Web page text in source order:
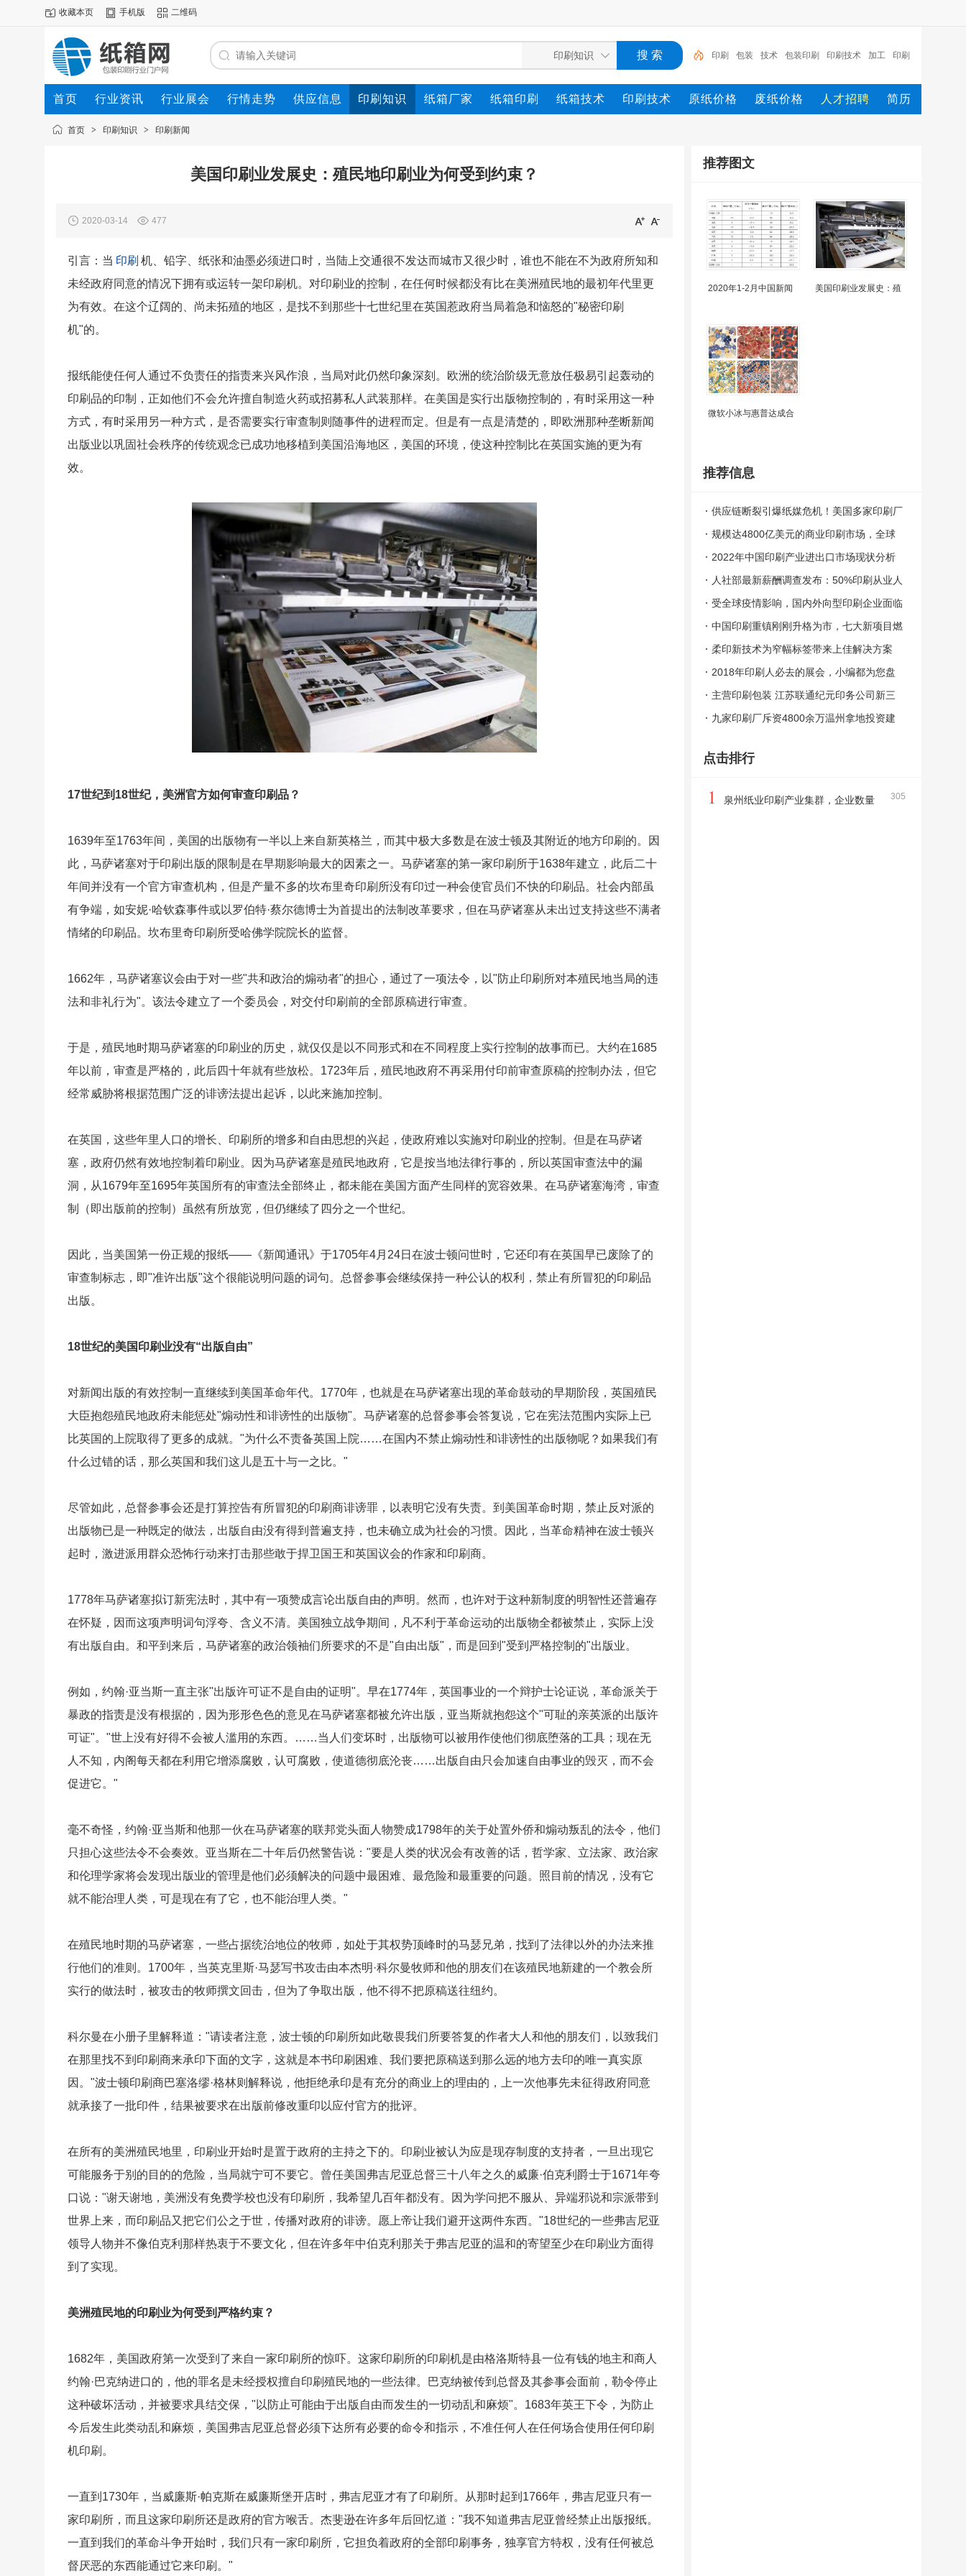
收藏本页 手机版 二维码
包装 技术 包装印刷 印刷技术 加工 印刷包装
市场 行情 印刷_ 印刷
首页 行业资讯 行业展会 行情走势 供应信息 印刷知识 纸箱厂家 纸箱印刷 纸箱技术 印刷技术 原纸价格 废纸价格 人才招聘 简历
首页 > 印刷知识 > 印刷新闻
美国印刷业发展史：殖民地印刷业为何受到约束？
2020-03-14 477
引言：当 印刷 机、铅字、纸张和油墨必须进口时，当陆上交通很不发达而城市又很少时，谁也不能在不为政府所知和
未经政府同意的情况下拥有或运转一架印刷机。对印刷业的控制，在任何时候都没有比在美洲殖民地的最初年代里更
为有效。在这个辽阔的、尚未拓殖的地区，是找不到那些十七世纪里在英国惹政府当局着急和恼怒的"秘密印刷
机"的。
报纸能使任何人通过不负责任的指责来兴风作浪，当局对此仍然印象深刻。欧洲的统治阶级无意放任极易引起轰动的
印刷品的印制，正如他们不会允许擅自制造火药或招募私人武装那样。在美国是实行出版物控制的，有时采用这一种
方式，有时采用另一种方式，是否需要实行审查制则随事件的进程而定。但是有一点是清楚的，即欧洲那种垄断新闻
出版业以巩固社会秩序的传统观念已成功地移植到美国沿海地区，美国的环境，使这种控制比在英国实施的更为有
效。
17世纪到18世纪，美洲官方如何审查印刷品？
1639年至1763年间，美国的出版物有一半以上来自新英格兰，而其中极大多数是在波士顿及其附近的地方印刷的。因
此，马萨诸塞对于印刷出版的限制是在早期影响最大的因素之一。马萨诸塞的第一家印刷所于1638年建立，此后二十
年间并没有一个官方审查机构，但是产量不多的坎布里奇印刷所没有印过一种会使官员们不快的印刷品。社会内部虽
有争端，如安妮·哈钦森事件或以罗伯特·蔡尔德博士为首提出的法制改革要求，但在马萨诸塞从未出过支持这些不满者
情绪的印刷品。坎布里奇印刷所受哈佛学院院长的监督。
1662年，马萨诸塞议会由于对一些"共和政治的煽动者"的担心，通过了一项法令，以"防止印刷所对本殖民地当局的违
法和非礼行为"。该法令建立了一个委员会，对交付印刷前的全部原稿进行审查。
于是，殖民地时期马萨诸塞的印刷业的历史，就仅仅是以不同形式和在不同程度上实行控制的故事而已。大约在1685
年以前，审查是严格的，此后四十年就有些放松。1723年后，殖民地政府不再采用付印前审查原稿的控制办法，但它
经常威胁将根据范围广泛的诽谤法提出起诉，以此来施加控制。
在英国，这些年里人口的增长、印刷所的增多和自由思想的兴起，使政府难以实施对印刷业的控制。但是在马萨诸
塞，政府仍然有效地控制着印刷业。因为马萨诸塞是殖民地政府，它是按当地法律行事的，所以英国审查法中的漏
洞，从1679年至1695年英国所有的审查法全部终止，都未能在美国方面产生同样的宽容效果。在马萨诸塞海湾，审查
制（即出版前的控制）虽然有所放宽，但仍继续了四分之一个世纪。
因此，当美国第一份正规的报纸——《新闻通讯》于1705年4月24日在波士顿问世时，它还印有在英国早已废除了的
审查制标志，即"准许出版"这个很能说明问题的词句。总督参事会继续保持一种公认的权利，禁止有所冒犯的印刷品
出版。
18世纪的美国印刷业没有“出版自由”
对新闻出版的有效控制一直继续到美国革命年代。1770年，也就是在马萨诸塞出现的革命鼓动的早期阶段，英国殖民
大臣抱怨殖民地政府未能惩处"煽动性和诽谤性的出版物"。马萨诸塞的总督参事会答复说，它在宪法范围内实际上已
比英国的上院取得了更多的成就。"为什么不责备英国上院……在国内不禁止煽动性和诽谤性的出版物呢？如果我们有
什么过错的话，那么英国和我们这儿是五十与一之比。"
尽管如此，总督参事会还是打算控告有所冒犯的印刷商诽谤罪，以表明它没有失责。到美国革命时期，禁止反对派的
出版物已是一种既定的做法，出版自由没有得到普遍支持，也未确立成为社会的习惯。因此，当革命精神在波士顿兴
起时，激进派用群众恐怖行动来打击那些敢于捍卫国王和英国议会的作家和印刷商。
1778年马萨诸塞拟订新宪法时，其中有一项赞成言论出版自由的声明。然而，也许对于这种新制度的明智性还普遍存
在怀疑，因而这项声明词句浮夸、含义不清。美国独立战争期间，凡不利于革命运动的出版物全都被禁止，实际上没
有出版自由。和平到来后，马萨诸塞的政治领袖们所要求的不是"自由出版"，而是回到"受到严格控制的"出版业。
例如，约翰·亚当斯一直主张"出版许可证不是自由的证明"。早在1774年，英国事业的一个辩护士论证说，革命派关于
暴政的指责是没有根据的，因为形形色色的意见在马萨诸塞都被允许出版，亚当斯就抱怨这个"可耻的亲英派的出版许
可证"。"世上没有好得不会被人滥用的东西。……当人们变坏时，出版物可以被用作使他们彻底堕落的工具；现在无
人不知，内阁每天都在利用它增添腐败，认可腐败，使道德彻底沦丧……出版自由只会加速自由事业的毁灭，而不会
促进它。"
毫不奇怪，约翰·亚当斯和他那一伙在马萨诸塞的联邦党头面人物赞成1798年的关于处置外侨和煽动叛乱的法令，他们
只担心这些法令不会奏效。亚当斯在二十年后仍然警告说："要是人类的状况会有改善的话，哲学家、立法家、政治家
和伦理学家将会发现出版业的管理是他们必须解决的问题中最困难、最危险和最重要的问题。照目前的情况，没有它
就不能治理人类，可是现在有了它，也不能治理人类。"
在殖民地时期的马萨诸塞，一些占据统治地位的牧师，如处于其权势顶峰时的马瑟兄弟，找到了法律以外的办法来推
行他们的准则。1700年，当英克里斯·马瑟写书攻击由本杰明·科尔曼牧师和他的朋友们在该殖民地新建的一个教会所
实行的做法时，被攻击的牧师撰文回击，但为了争取出版，他不得不把原稿送往纽约。
科尔曼在小册子里解释道："请读者注意，波士顿的印刷所如此敬畏我们所要答复的作者大人和他的朋友们，以致我们
在那里找不到印刷商来承印下面的文字，这就是本书印刷困难、我们要把原稿送到那么远的地方去印的唯一真实原
因。"波士顿印刷商巴塞洛缪·格林则解释说，他拒绝承印是有充分的商业上的理由的，上一次他事先未征得政府同意
就承接了一批印件，结果被要求在出版前修改重印以应付官方的批评。
在所有的美洲殖民地里，印刷业开始时是置于政府的主持之下的。印刷业被认为应是现存制度的支持者，一旦出现它
可能服务于别的目的的危险，当局就宁可不要它。曾任美国弗吉尼亚总督三十八年之久的威廉·伯克利爵士于1671年夸
口说："谢天谢地，美洲没有免费学校也没有印刷所，我希望几百年都没有。因为学问把不服从、异端邪说和宗派带到
世界上来，而印刷品又把它们公之于世，传播对政府的诽谤。愿上帝让我们避开这两件东西。"18世纪的一些弗吉尼亚
领导人物并不像伯克利那样热衷于不要文化，但在许多年中伯克利那关于弗吉尼亚的温和的寄望至少在印刷业方面得
到了实现。
美洲殖民地的印刷业为何受到严格约束？
1682年，美国政府第一次受到了来自一家印刷所的惊吓。这家印刷所的印刷机是由格洛斯特县一位有钱的地主和商人
约翰·巴克纳进口的，他的罪名是未经授权擅自印刷殖民地的一些法律。巴克纳被传到总督及其参事会面前，勒令停止
这种破坏活动，并被要求具结交保，"以防止可能由于出版自由而发生的一切动乱和麻烦"。1683年英王下令，为防止
今后发生此类动乱和麻烦，美国弗吉尼亚总督必须下达所有必要的命令和指示，不准任何人在任何场合使用任何印刷
机印刷。
一直到1730年，当威廉斯·帕克斯在威廉斯堡开店时，弗吉尼亚才有了印刷所。从那时起到1766年，弗吉尼亚只有一
家印刷所，而且这家印刷所还是政府的官方喉舌。杰斐逊在许多年后回忆道："我不知道弗吉尼亚曾经禁止出版报纸。
一直到我们的革命斗争开始时，我们只有一家印刷所，它担负着政府的全部印刷事务，独享官方特权，没有任何被总
督厌恶的东西能通过它来印刷。"
推荐图文
2020年1-2月中国新闻 美国印刷业发展史：殖
微软小冰与惠普达成合
推荐信息
供应链断裂引爆纸媒危机！美国多家印刷厂
被迫关闭!
规模达4800亿美元的商业印刷市场，全球
前10大集团有谁？
2022年中国印刷产业进出口市场现状分析
人社部最新薪酬调查发布：50%印刷从业人
员年收入不超过5.27万元
受全球疫情影响，国内外向型印刷企业面临
接单难、履约难等难题
中国印刷重镇刚刚升格为市，七大新项目燃
爆包装印刷圈
柔印新技术为窄幅标签带来上佳解决方案
2018年印刷人必去的展会，小编都为您盘
点好逛展计划了
主营印刷包装 江苏联通纪元印务公司新三
板挂牌上市
九家印刷厂斥资4800余万温州拿地投资建
点击排行
305
1
泉州纸业印刷产业集群，企业数量